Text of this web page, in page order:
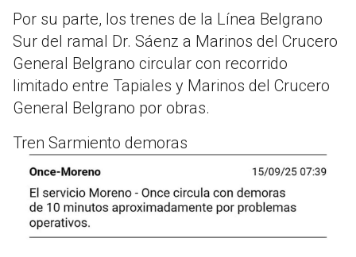
Por su parte, los trenes de la Línea Belgrano
Sur del ramal Dr. Sáenz a Marinos del Crucero
General Belgrano circular con recorrido
limitado entre Tapiales y Marinos del Crucero
General Belgrano por obras.
Tren Sarmiento demoras